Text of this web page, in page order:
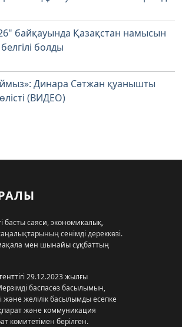
байқауында Қазақстан намысын
болды
Динара Сәтжан қуанышты
(ВИДЕО)
басты саяси, экономикалық,
сенімді дереккөзі.
мен шынайы сұқбаттың
29.12.2023 жылғы
баспасөз басылымын,
және желілік басылымды есепке
және коммуникация
комитетімен берілген.